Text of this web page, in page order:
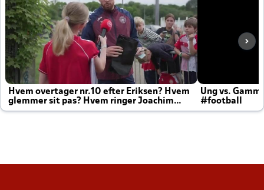
Hvem overtager nr.10 efter Eriksen? Hvem
glemmer sit pas? Hvem ringer Joachim
altid til efter kampe?
Ung vs.
#football